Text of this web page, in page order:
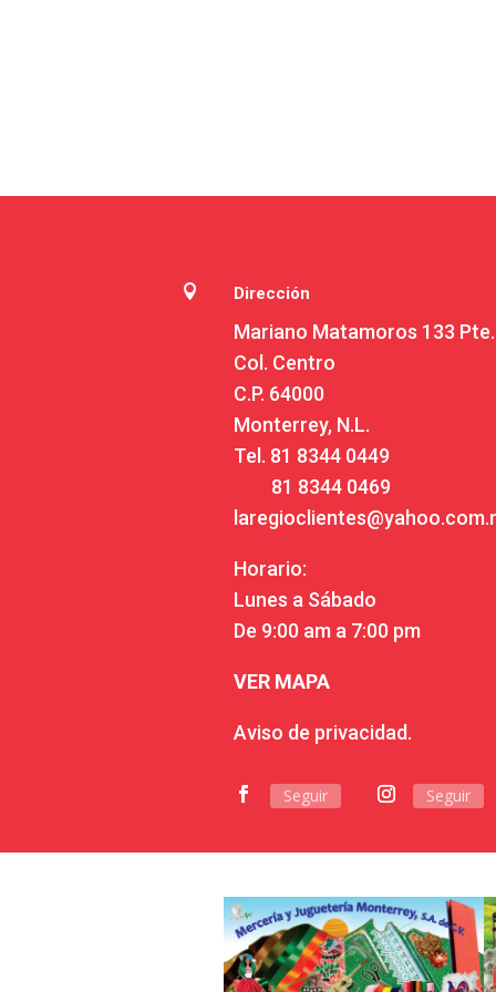
 Dirección
Mariano Matamoros 133 Pte.
Col. Centro
C.P. 64000
Monterrey, N.L.
Tel. 81 8344 0449
81 8344 0469
Horario:
Lunes a Sábado
De 9:00 am a 7:00 pm
VER MAPA
Aviso de privacidad.
Seguir Seguir